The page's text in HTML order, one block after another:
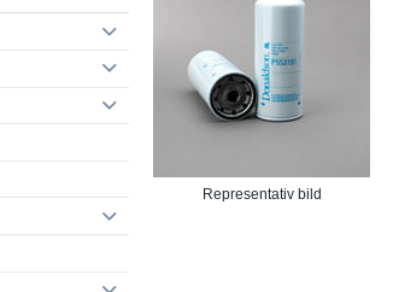
Representativ bild